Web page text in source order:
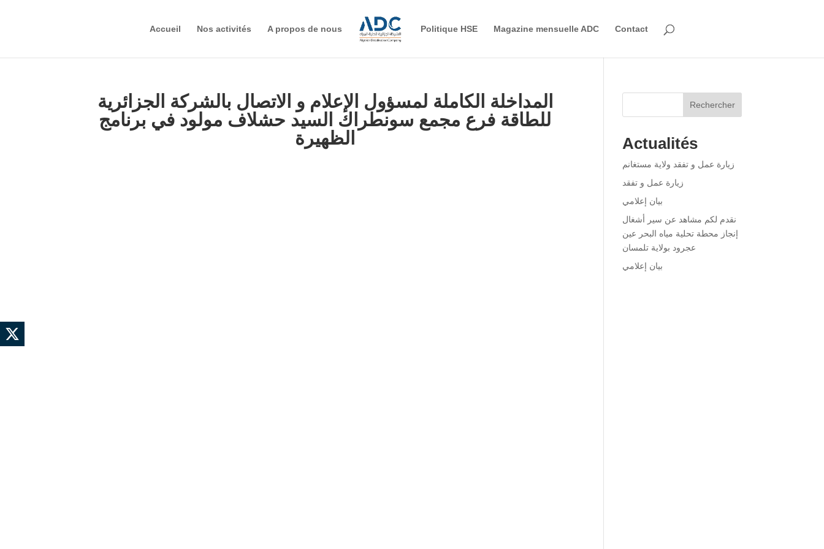
Accueil Nos activités A propos de nous Politique HSE Magazine mensuelle ADC Contact
المداخلة الكاملة لمسؤول الإعلام و الاتصال بالشركة الجزائرية
للطاقة فرع مجمع سونطراك السيد حشلاف مولود في برنامج
الظهيرة
Rechercher
Actualités
زيارة عمل و تفقد ولاية مستغانم
زيارة عمل و تفقد
بيان إعلامي
نقدم لكم مشاهد عن سير أشغال
إنجاز محطة تحلية مياه البحر عين
عجرود بولاية تلمسان
بيان إعلامي